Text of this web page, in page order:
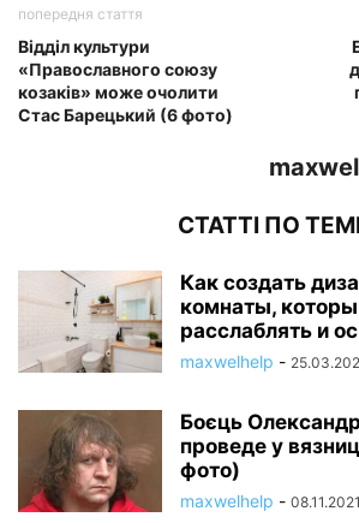
попередня стаття
Відділ культури
«Православного союзу
козаків» може очолити
Стас Барецький (6 фото)
СТАТТІ ПО
Как создать
комнаты,
расслаблять и
maxwelhelp -
Боєць
проведе у
фото)
maxwelhelp - 08.11.2021